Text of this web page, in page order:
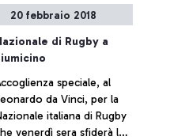
20 febbraio 2018
di Rugby a
speciale, al
da Vinci, per la
italiana di Rugby
venerdì sera sfiderà la